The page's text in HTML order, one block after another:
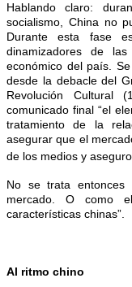
Hablando claro:
socialismo, China no
Durante esta fase
dinamizadores de
económico del país.
desde la debacle del
Revolución Cultural
comunicado final “el
tratamiento de la
asegurar que el
de los medios y
No se trata
mercado. O como
características chinas”.
Al ritmo chino